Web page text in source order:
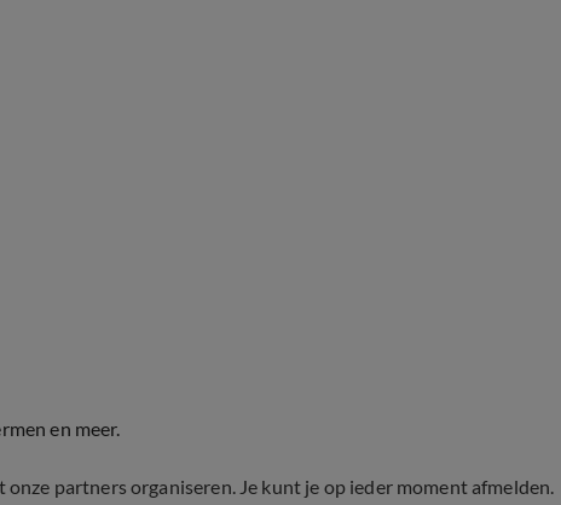
en meer.
partners organiseren. Je kunt je op ieder moment afmelden.